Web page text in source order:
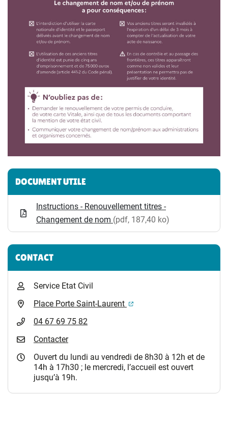
Informations complémentaires
DOCUMENT UTILE
Instructions - Renouvellement titres -
Changement de nom (pdf, 187,40 ko)
CONTACT
Service Etat Civil
Place Porte Saint-Laurent
(ouverture dans un
04 67 69 75 82
Contacter
Ouvert du lundi au vendredi de 8h30 à 12h et de
14h à 17h30 ; le mercredi, l’accueil est ouvert
jusqu’à 19h.